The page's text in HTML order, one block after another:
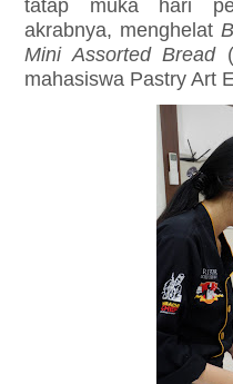
tatap muka hari
akrabnya, menghelat
Mini Assorted Bread
mahasiswa Pastry Art